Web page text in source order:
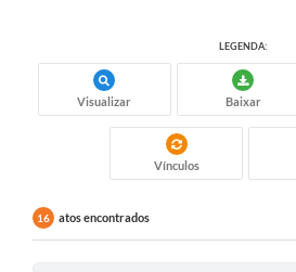
LEGENDA:
Visualizar Baixar
Vínculos
16 atos encontrados